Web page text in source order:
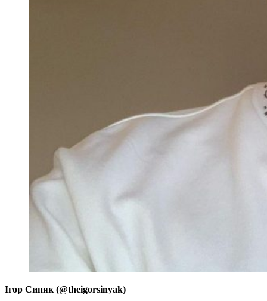
Ігор Синяк (@theigorsinyak)